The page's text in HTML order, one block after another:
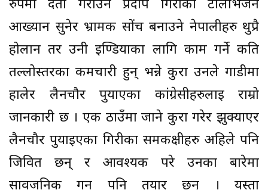
रुपमा दर्ता गराउने प्रदीप गिरीका टेलिभिजन
आख्यान सुनेर भ्रामक सोंच बनाउने नेपालीहरु थुप्रै
होलान तर उनी ईण्डियाका लागि काम गर्ने कति
तल्लोस्तरका कर्मचारी हुन् भन्ने कुरा उनले गाडीमा
हालेर लैनचौर पुर्याएका कांग्रेसीहरुलाई राम्रो
जानकारी छ । एक ठाउँमा जाने कुरा गरेर झुक्याएर
लैनचौर पुर्याईएका गिरीका समकक्षीहरु अहिले पनि
जिवित छन् र आवश्यक परे उनका बारेमा
सार्वजनिक गर्न पनि तयार छन् । यस्ता